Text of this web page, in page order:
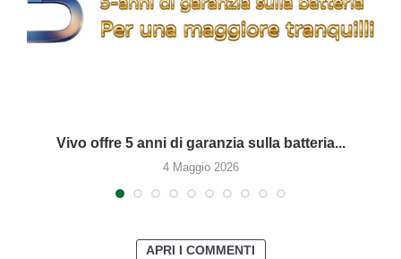
Vivo offre 5 anni di garanzia sulla batteria...
4 Maggio 2026
APRI I COMMENTI